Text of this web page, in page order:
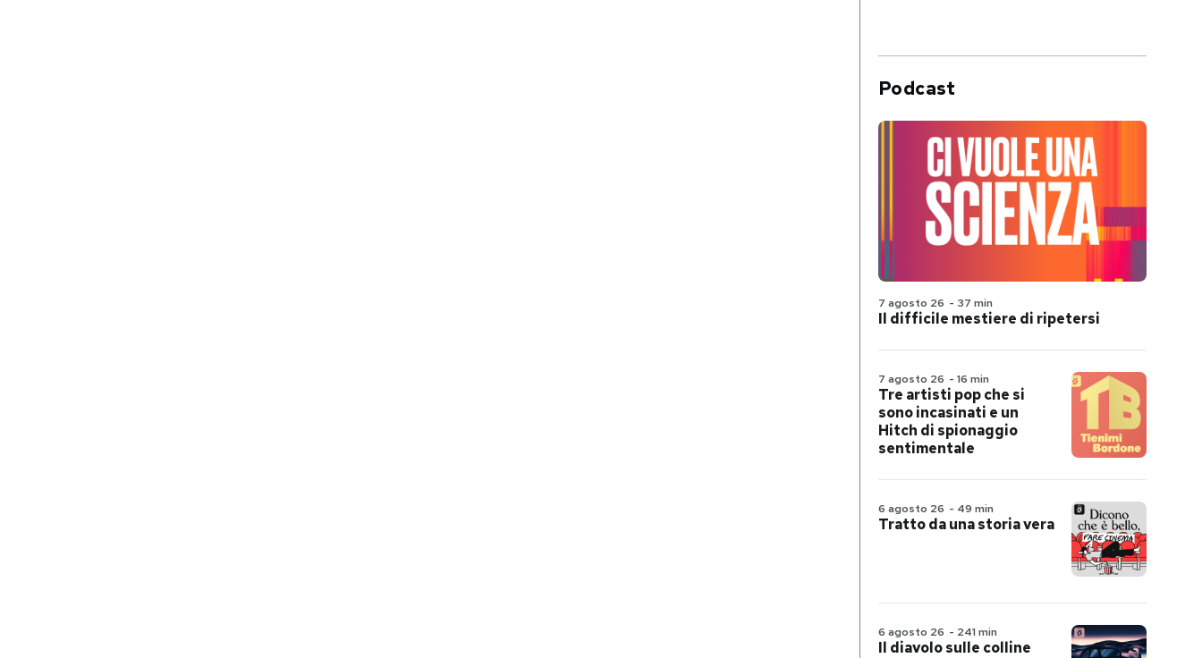
Podcast
7 agosto 26 - 37 min
Il difficile mestiere di ripetersi
7 agosto 26 - 16 min
Tre artisti pop che si
sono incasinati e un
Hitch di spionaggio
sentimentale
6 agosto 26 - 49 min
Tratto da una storia vera
6 agosto 26 - 241 min
Il diavolo sulle colline